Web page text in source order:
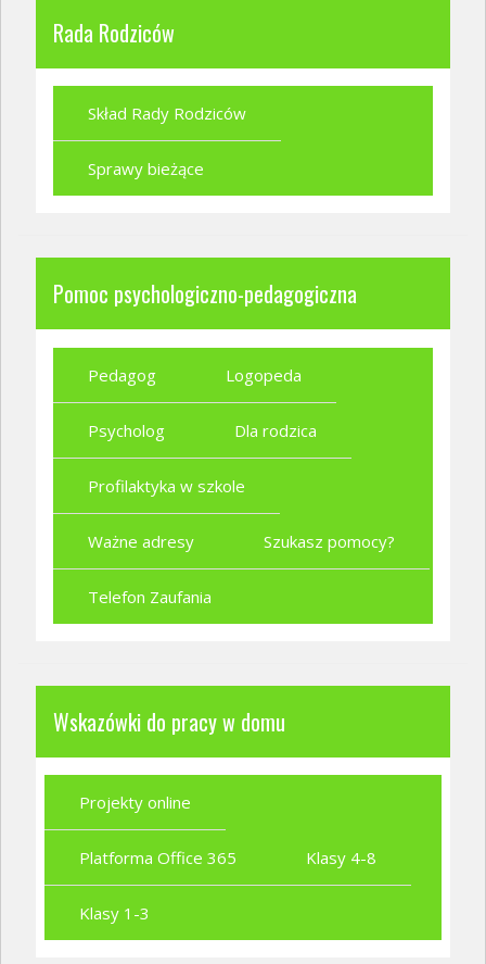
Rada Rodziców
Skład Rady Rodziców
Sprawy bieżące
Pomoc psychologiczno-pedagogiczna
Pedagog Logopeda
Psycholog Dla rodzica
Profilaktyka w szkole
Ważne adresy Szukasz pomocy?
Telefon Zaufania
Wskazówki do pracy w domu
Projekty online
Platforma Office 365 Klasy 4-8
Klasy 1-3